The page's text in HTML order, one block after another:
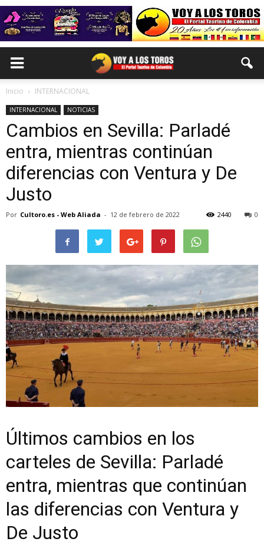
Inicio INTERNACIONAL
INTERNACIONAL NOTICIAS
Cambios en Sevilla: Parladé
entra, mientras continúan
diferencias con Ventura y De
Justo
Por Cultoro.es - Web Aliada - 12 de febrero de 2022 0
2440
Últimos cambios en los
carteles de Sevilla: Parladé
entra, mientras que continúan
las diferencias con Ventura y
De Justo